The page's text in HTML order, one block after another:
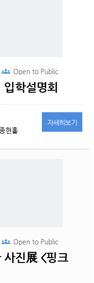
학설명회
Open toPublic
현홀
자세히보기
사진展 <핑크
Open toPublic